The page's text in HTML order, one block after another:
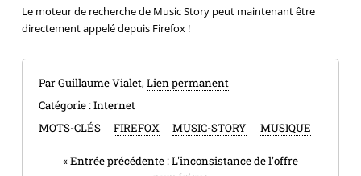
Le moteur de recherche de Music Story peut maintenant être
directement appelé depuis Firefox !
Par Guillaume Vialet, Lien permanent
Catégorie :Internet
MOTS-CLÉS
FIREFOX MUSIC-STORY MUSIQUE
«Entrée précédente :L'inconsistance de l'offre